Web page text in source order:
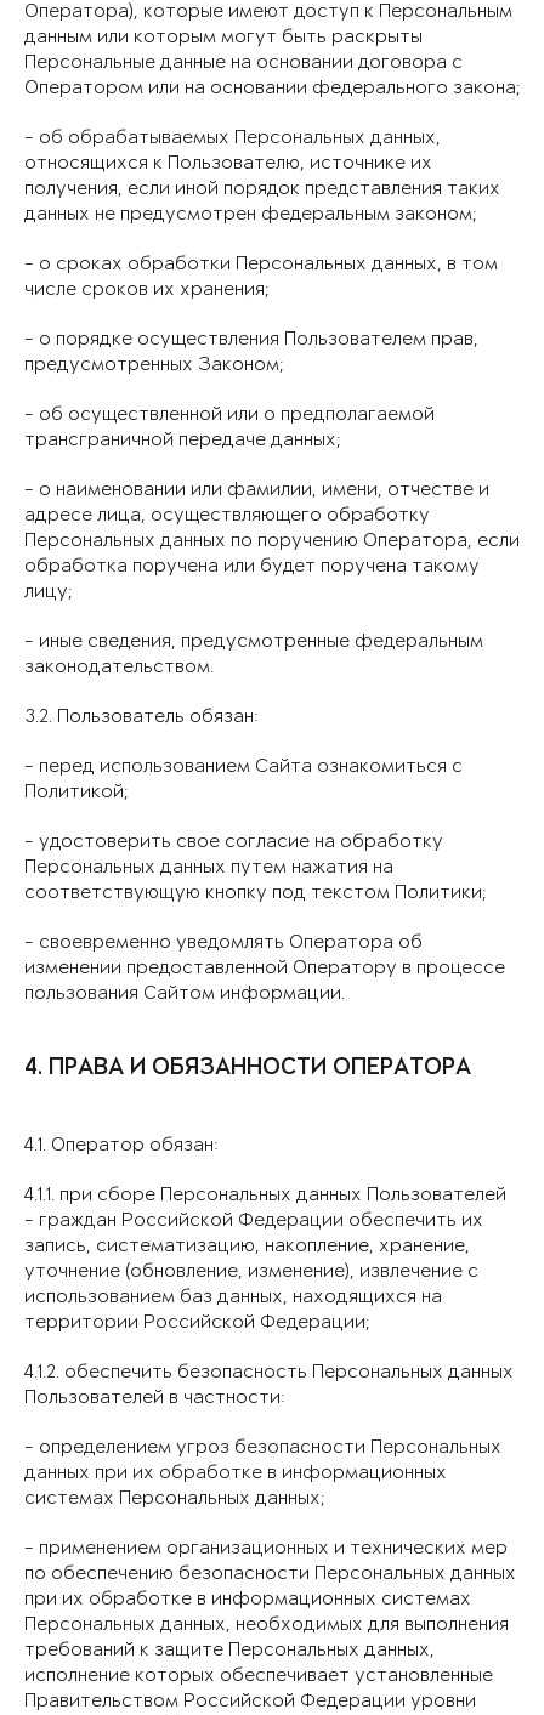
Оператора), которые имеют доступ к Персональным
данным или которым могут быть раскрыты
Персональные данные на основании договора с
Оператором или на основании федерального закона;
- об обрабатываемых Персональных данных,
относящихся к Пользователю, источнике их
получения, если иной порядок представления таких
данных не предусмотрен федеральным законом;
- о сроках обработки Персональных данных, в том
числе сроков их хранения;
- о порядке осуществления Пользователем прав,
предусмотренных Законом;
- об осуществленной или о предполагаемой
трансграничной передаче данных;
- о наименовании или фамилии, имени, отчестве и
адресе лица, осуществляющего обработку
Персональных данных по поручению Оператора, если
обработка поручена или будет поручена такому
лицу;
- иные сведения, предусмотренные федеральным
законодательством.
3.2. Пользователь обязан:
- перед использованием Сайта ознакомиться с
Политикой;
- удостоверить свое согласие на обработку
Персональных данных путем нажатия на
соответствующую кнопку под текстом Политики;
- своевременно уведомлять Оператора об
изменении предоставленной Оператору в процессе
пользования Сайтом информации.
4. ПРАВА И ОБЯЗАННОСТИ ОПЕРАТОРА
4.1. Оператор обязан:
4.1.1. при сборе Персональных данных Пользователей
- граждан Российской Федерации обеспечить их
запись, систематизацию, накопление, хранение,
уточнение (обновление, изменение), извлечение с
использованием баз данных, находящихся на
территории Российской Федерации;
4.1.2. обеспечить безопасность Персональных данных
Пользователей в частности:
- определением угроз безопасности Персональных
данных при их обработке в информационных
системах Персональных данных;
- применением организационных и технических мер
по обеспечению безопасности Персональных данных
при их обработке в информационных системах
Персональных данных, необходимых для выполнения
требований к защите Персональных данных,
исполнение которых обеспечивает установленные
Правительством Российской Федерации уровни